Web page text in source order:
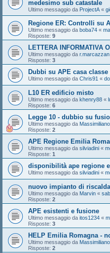
medesimo sub catastale
Ultimo messaggio da ProjectA «
Regione ER: Controlli su
Ultimo messaggio da boba74 «
Risposte: 9
LETTERA INFORMATIVA
Ultimo messaggio da r.marcazzan
Risposte: 3
Dubbi su APE casa classe
Ultimo messaggio da Chris91 «
L10 ER edificio misto
Ultimo messaggio da khenry88 «
Risposte: 6
Legge 10 - dubbio su
Ultimo messaggio da
Risposte: 2
APE Regione Emilia
Ultimo messaggio da silviadini «
Risposte: 1
disponibilità ape regione
Ultimo messaggio da silviadini «
nuovo impianto di
Ultimo messaggio da Marvin «
Risposte: 2
APE esistenti e fusione
Ultimo messaggio da itos1234 «
Risposte: 3
HELP Emilia Romagna -
Ultimo messaggio da
Risposte: 2